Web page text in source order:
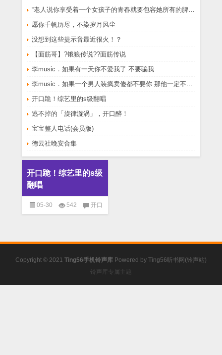
“老人说你享受着一个女孩子的青春就要包容她所有的脾气享受一个男孩子的温柔就要为了她拒绝所有的暧昧”
愿你千帆历尽，不染岁月风尘
没想到这些提示音最近很火！？
【面筋哥】?饿狼传说??面筋传说
李music．如果有一天你不爱我了 不要骗我
李music．如果一个男人装疯卖傻都不要你 那他一定不爱你
开口跪！综艺里的s级翻唱
逃不掉的「旋律漩涡」，开口醉！
宝宝整人电话(会员版)
德云社晚安合集
开口跪！综艺里的s级
翻唱
05-30 542 开口
Copyright © 2021 Ting56手机铃声库 Powered by Ting56听书网(铃声站)
铃声库专属主题